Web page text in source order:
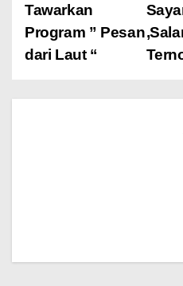
Tawarkan
Program ” Pesan
dari Laut “